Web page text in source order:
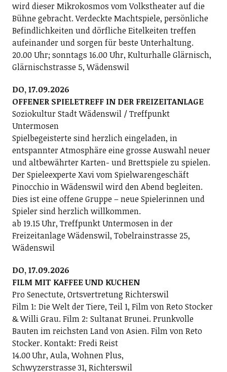
wird dieser Mikrokosmos vom Volkstheater auf die
Bühne gebracht. Verdeckte Machtspiele, persönliche
Befindlichkeiten und dörfliche Eitelkeiten treffen
aufeinander und sorgen für beste Unterhaltung.
20.00 Uhr; sonntags 16.00 Uhr, Kulturhalle Glärnisch,
Glärnischstrasse 5, Wädenswil
DO, 17.09.2026
OFFENER SPIELETREFF IN DER FREIZEITANLAGE
Soziokultur Stadt Wädenswil / Treffpunkt
Untermosen
Spielbegeisterte sind herzlich eingeladen, in
entspannter Atmosphäre eine grosse Auswahl neuer
und altbewährter Karten- und Brettspiele zu spielen.
Der Spieleexperte Xavi vom Spielwarengeschäft
Pinocchio in Wädenswil wird den Abend begleiten.
Dies ist eine offene Gruppe – neue Spielerinnen und
Spieler sind herzlich willkommen.
ab 19.15 Uhr, Treffpunkt Untermosen in der
Freizeitanlage Wädenswil, Tobelrainstrasse 25,
Wädenswil
DO, 17.09.2026
FILM MIT KAFFEE UND KUCHEN
Pro Senectute, Ortsvertretung Richterswil
Film 1: Die Welt der Tiere, Teil 1, Film von Reto Stocker
& Willi Grau. Film 2: Sultanat Brunei. Prunkvolle
Bauten im reichsten Land von Asien. Film von Reto
Stocker. Kontakt: Fredi Reist
14.00 Uhr, Aula, Wohnen Plus,
Schwyzerstrasse 31, Richterswil